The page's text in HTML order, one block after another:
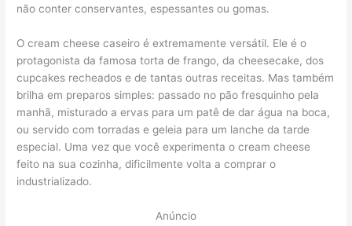
não conter conservantes, espessantes ou gomas.
O cream cheese caseiro é extremamente versátil. Ele é o
protagonista da famosa torta de frango, da cheesecake, dos
cupcakes recheados e de tantas outras receitas. Mas também
brilha em preparos simples: passado no pão fresquinho pela
manhã, misturado a ervas para um patê de dar água na boca,
ou servido com torradas e geleia para um lanche da tarde
especial. Uma vez que você experimenta o cream cheese
feito na sua cozinha, dificilmente volta a comprar o
industrializado.
Anúncio